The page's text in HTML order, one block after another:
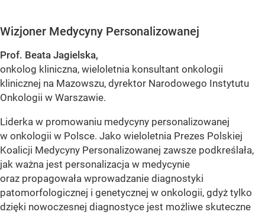
Wizjoner Medycyny Personalizowanej
Prof. Beata Jagielska,
onkolog kliniczna, wieloletnia konsultant onkologii
klinicznej na Mazowszu, dyrektor Narodowego Instytutu
Onkologii w Warszawie.
Liderka w promowaniu medycyny personalizowanej
w onkologii w Polsce. Jako wieloletnia Prezes Polskiej
Koalicji Medycyny Personalizowanej zawsze podkreślała,
jak ważna jest personalizacja w medycynie
oraz propagowała wprowadzanie diagnostyki
patomorfologicznej i genetycznej w onkologii, gdyż tylko
dzięki nowoczesnej diagnostyce jest możliwe skuteczne